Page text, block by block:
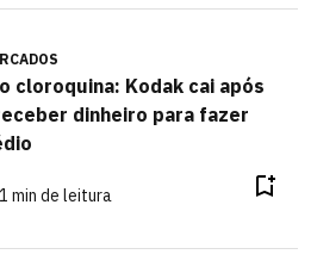
cloroquina: Kodak cai após
dinheiro para fazer
min de leitura